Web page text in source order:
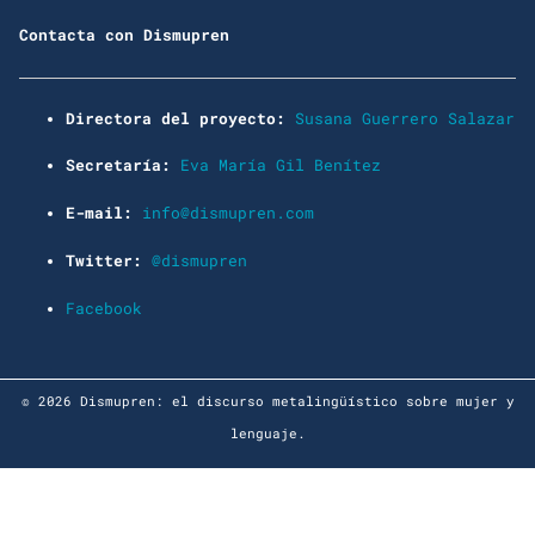
Contacta con Dismupren
Directora del proyecto: Susana Guerrero Salazar
Secretaría: Eva María Gil Benítez
E-mail: info@dismupren.com
Twitter: @dismupren
Facebook
© 2026 Dismupren: el discurso metalingüístico sobre mujer y
lenguaje.